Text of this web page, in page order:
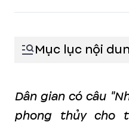
Mục lục nội
Dân gian có câu
phong thủy cho